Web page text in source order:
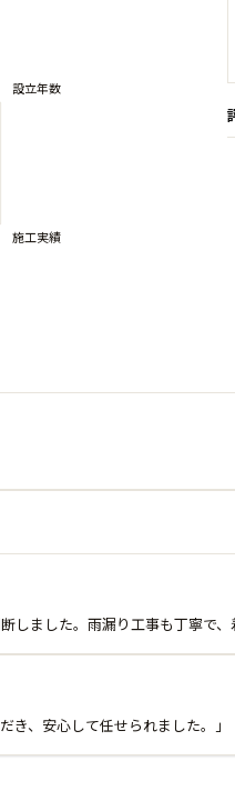
しました。雨漏り工事も丁寧で
き、安心して任せられました。」